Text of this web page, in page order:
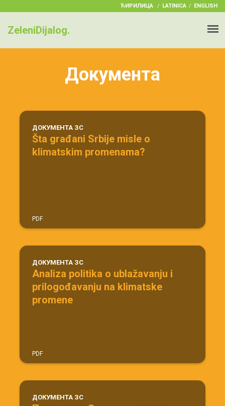
ЋИРИЛИЦА / LATINICA ENGLISH
ZeleniDijalog.
Документа
ДОКУМЕНТА ЗС
Šta građani Srbije misle o
klimatskim promenama?
PDF
ДОКУМЕНТА ЗС
Analiza politika o ublažavanju i
prilogođavanju na klimatske
promene
PDF
ДОКУМЕНТА ЗС